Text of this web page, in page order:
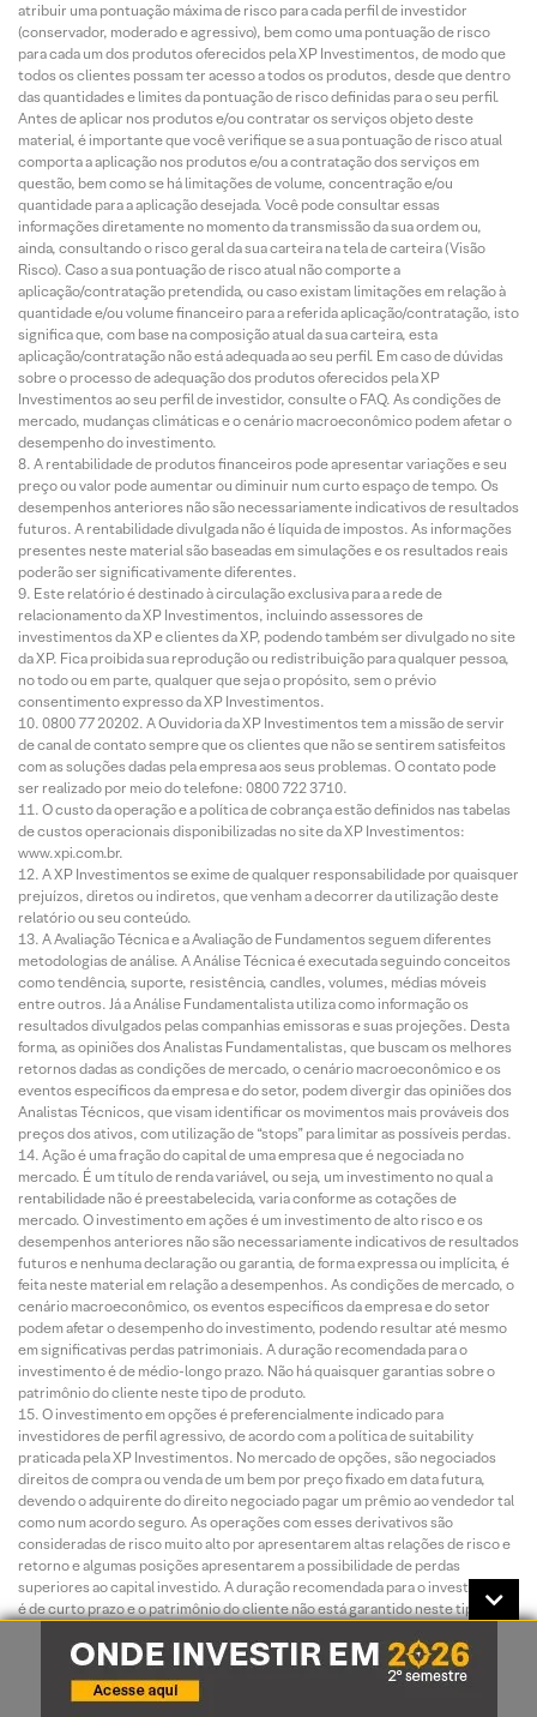
atribuir uma pontuação máxima de risco para cada perfil de investidor
(conservador, moderado e agressivo), bem como uma pontuação de risco
para cada um dos produtos oferecidos pela XP Investimentos, de modo que
todos os clientes possam ter acesso a todos os produtos, desde que dentro
das quantidades e limites da pontuação de risco definidas para o seu perfil.
Antes de aplicar nos produtos e/ou contratar os serviços objeto deste
material, é importante que você verifique se a sua pontuação de risco atual
comporta a aplicação nos produtos e/ou a contratação dos serviços em
questão, bem como se há limitações de volume, concentração e/ou
quantidade para a aplicação desejada. Você pode consultar essas
informações diretamente no momento da transmissão da sua ordem ou,
ainda, consultando o risco geral da sua carteira na tela de carteira (Visão
Risco). Caso a sua pontuação de risco atual não comporte a
aplicação/contratação pretendida, ou caso existam limitações em relação à
quantidade e/ou volume financeiro para a referida aplicação/contratação, isto
significa que, com base na composição atual da sua carteira, esta
aplicação/contratação não está adequada ao seu perfil. Em caso de dúvidas
sobre o processo de adequação dos produtos oferecidos pela XP
Investimentos ao seu perfil de investidor, consulte o FAQ. As condições de
mercado, mudanças climáticas e o cenário macroeconômico podem afetar o
desempenho do investimento.
A rentabilidade de produtos financeiros pode apresentar variações e seu
preço ou valor pode aumentar ou diminuir num curto espaço de tempo. Os
desempenhos anteriores não são necessariamente indicativos de resultados
futuros. A rentabilidade divulgada não é líquida de impostos. As informações
presentes neste material são baseadas em simulações e os resultados reais
poderão ser significativamente diferentes.
Este relatório é destinado à circulação exclusiva para a rede de
relacionamento da XP Investimentos, incluindo assessores de
investimentos da XP e clientes da XP, podendo também ser divulgado no site
da XP. Fica proibida sua reprodução ou redistribuição para qualquer pessoa,
no todo ou em parte, qualquer que seja o propósito, sem o prévio
consentimento expresso da XP Investimentos.
0800 77 20202. A Ouvidoria da XP Investimentos tem a missão de servir
de canal de contato sempre que os clientes que não se sentirem satisfeitos
com as soluções dadas pela empresa aos seus problemas. O contato pode
ser realizado por meio do telefone: 0800 722 3710.
O custo da operação e a política de cobrança estão definidos nas tabelas
de custos operacionais disponibilizadas no site da XP Investimentos:
www.xpi.com.br.
A XP Investimentos se exime de qualquer responsabilidade por quaisquer
prejuízos, diretos ou indiretos, que venham a decorrer da utilização deste
relatório ou seu conteúdo.
A Avaliação Técnica e a Avaliação de Fundamentos seguem diferentes
metodologias de análise. A Análise Técnica é executada seguindo conceitos
como tendência, suporte, resistência, candles, volumes, médias móveis
entre outros. Já a Análise Fundamentalista utiliza como informação os
resultados divulgados pelas companhias emissoras e suas projeções. Desta
forma, as opiniões dos Analistas Fundamentalistas, que buscam os melhores
retornos dadas as condições de mercado, o cenário macroeconômico e os
eventos específicos da empresa e do setor, podem divergir das opiniões dos
Analistas Técnicos, que visam identificar os movimentos mais prováveis dos
preços dos ativos, com utilização de “stops” para limitar as possíveis perdas.
Ação é uma fração do capital de uma empresa que é negociada no
mercado. É um título de renda variável, ou seja, um investimento no qual a
rentabilidade não é preestabelecida, varia conforme as cotações de
mercado. O investimento em ações é um investimento de alto risco e os
desempenhos anteriores não são necessariamente indicativos de resultados
futuros e nenhuma declaração ou garantia, de forma expressa ou implícita, é
feita neste material em relação a desempenhos. As condições de mercado, o
cenário macroeconômico, os eventos específicos da empresa e do setor
podem afetar o desempenho do investimento, podendo resultar até mesmo
em significativas perdas patrimoniais. A duração recomendada para o
investimento é de médio-longo prazo. Não há quaisquer garantias sobre o
patrimônio do cliente neste tipo de produto.
O investimento em opções é preferencialmente indicado para
investidores de perfil agressivo, de acordo com a política de suitability
praticada pela XP Investimentos. No mercado de opções, são negociados
direitos de compra ou venda de um bem por preço fixado em data futura,
devendo o adquirente do direito negociado pagar um prêmio ao vendedor tal
como num acordo seguro. As operações com esses derivativos são
consideradas de risco muito alto por apresentarem altas relações de risco e
retorno e algumas posições apresentarem a possibilidade de perdas
superiores ao capital investido. A duração recomendada para o investimento
é de curto prazo e o patrimônio do cliente não está garantido neste tipo de
O investimento em termos são contratos para compra ou a venda de uma
determinada quantidade de ações, a um preço fixado, para liquidação em
prazo determinado. O prazo do contrato a Termo é livremente escolhido